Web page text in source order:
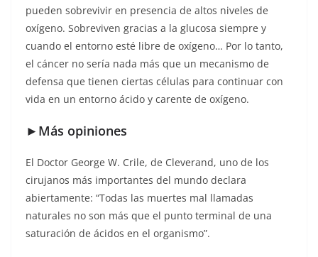
pueden sobrevivir en presencia de altos niveles de
oxígeno. Sobreviven gracias a la glucosa siempre y
cuando el entorno esté libre de oxígeno… Por lo tanto,
el cáncer no sería nada más que un mecanismo de
defensa que tienen ciertas células para continuar con
vida en un entorno ácido y carente de oxígeno.
►Más opiniones
El Doctor George W. Crile, de Cleverand, uno de los
cirujanos más importantes del mundo declara
abiertamente: “Todas las muertes mal llamadas
naturales no son más que el punto terminal de una
saturación de ácidos en el organismo”.